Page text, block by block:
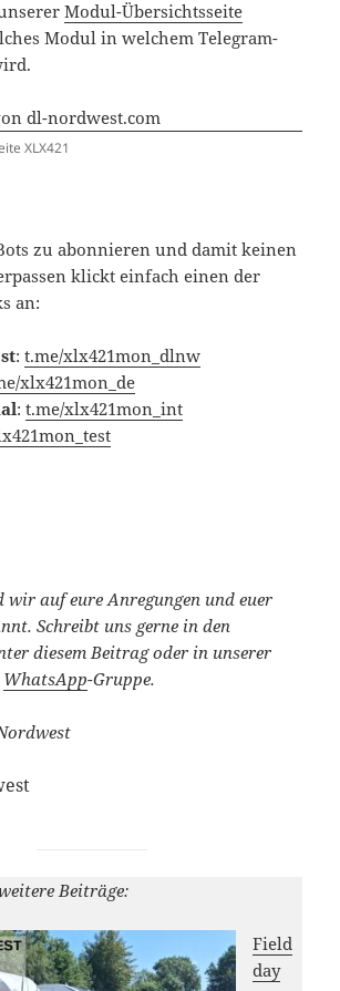
Modul-Übersichtsseite
Modul in welchem Telegram-
XLX421
zu abonnieren und damit keinen
klickt einfach einen der
an:
:t.me/xlx421mon_dlnw
xlx421mon_de
:t.me/xlx421mon_int
wir auf eure Anregungen und euer
Schreibt uns gerne in den
diesem Beitrag oder in unserer
WhatsApp-Gruppe.
Beiträge:
Field
day